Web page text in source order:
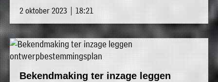
2 oktober 2023 | 18:21
Bekendmaking ter inzage leggen